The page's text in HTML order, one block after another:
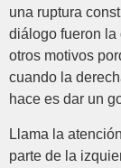
una ruptura
diálogo fueron la
otros motivos
cuando la
hace es dar un
Llama la
parte de la